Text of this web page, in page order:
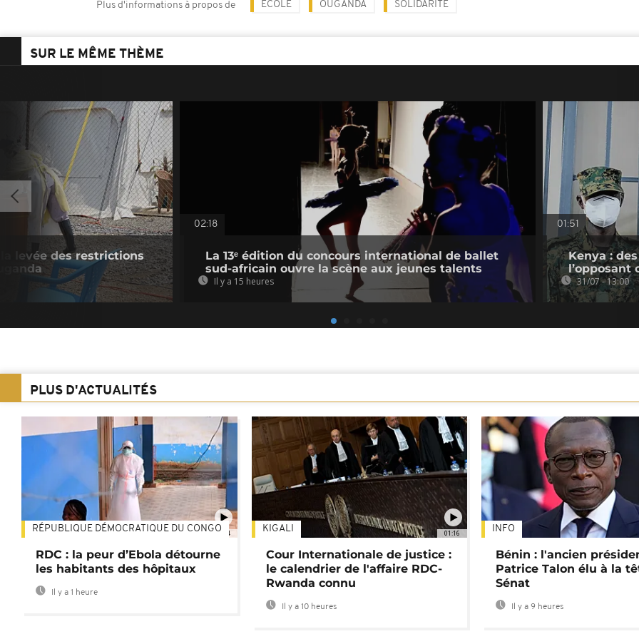
Plus d'informations à propos de ÉCOLE OUGANDA SOLIDARITÉ
SUR LE MÊME THÈME
levée des restrictions
02:18
La 13ᵉ édition du concours international de ballet
sud-africain ouvre la scène aux jeunes talents
Il y a 15 heures
01:51
Kenya :
l’opposant
31/07 - 13:00
PLUS D'ACTUALITÉS
01:34
RÉPUBLIQUE DÉMOCRATIQUE DU CONGO
RDC : la peur d’Ebola détourne
les habitants des hôpitaux
Il y a 1 heure
01:16
KIGALI
Cour Internationale de justice :
le calendrier de l'affaire RDC-
Rwanda connu
Il y a 10 heures
INFO
Bénin : l'ancien
Patrice Talon élu à la
Sénat
Il y a 9 heures